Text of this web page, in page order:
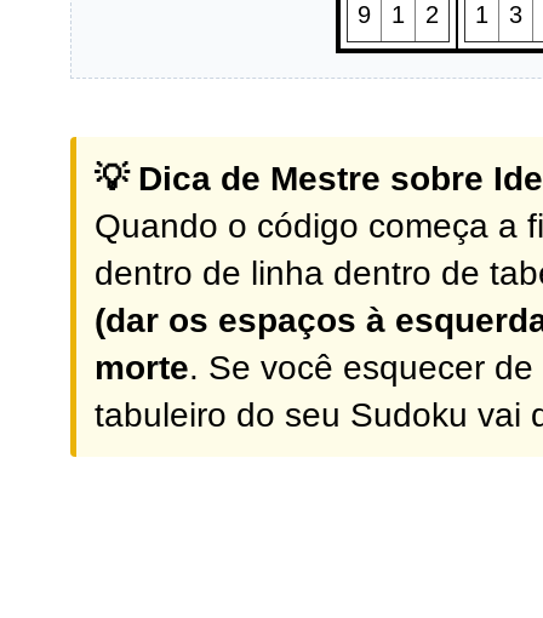
9
1 2
1
3
💡 Dica de Mestre sobre
Quando o código começa a
dentro de linha dentro de
(dar os espaços à
morte. Se você esquecer
tabuleiro do seu Sudoku vai